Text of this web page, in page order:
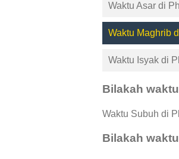
Waktu Asar di
Waktu Maghrib
Waktu Isyak di
Bilakah
Waktu Subuh di
Bilakah